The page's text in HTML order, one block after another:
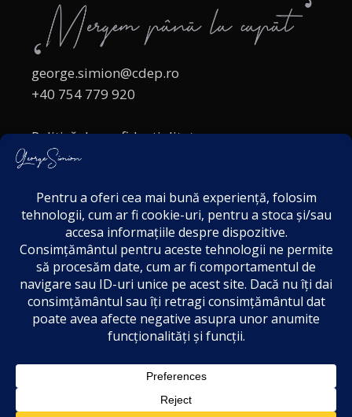
george.simion@cdep.ro
+40 754 779 920
Politică de confidențialitate
Politica cookies
Acordul de markting
Disclaimer
3